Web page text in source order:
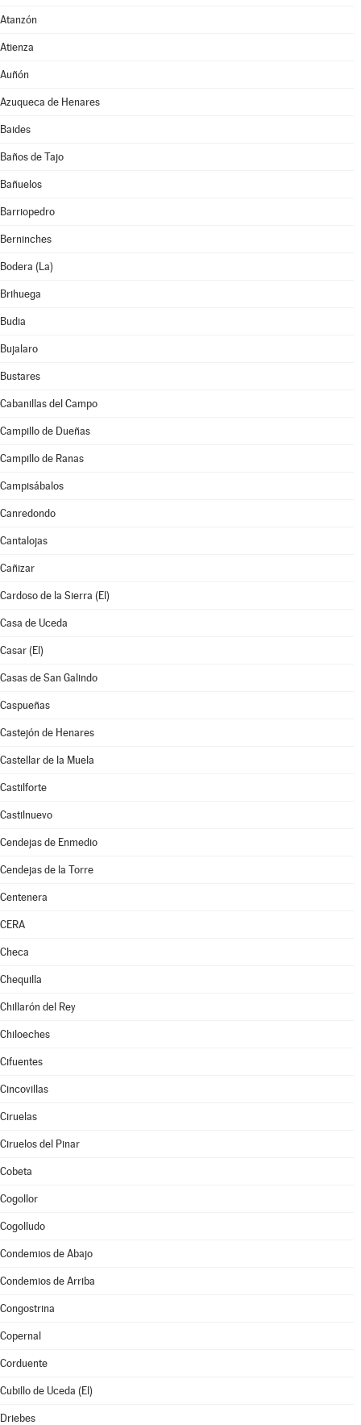
Atanzón
Atienza
Auñón
Azuqueca de Henares
Baides
Baños de Tajo
Bañuelos
Barriopedro
Berninches
Bodera (La)
Brihuega
Budia
Bujalaro
Bustares
Cabanillas del Campo
Campillo de Dueñas
Campillo de Ranas
Campisábalos
Canredondo
Cantalojas
Cañizar
Cardoso de la Sierra (El)
Casa de Uceda
Casar (El)
Casas de San Galindo
Caspueñas
Castejón de Henares
Castellar de la Muela
Castilforte
Castilnuevo
Cendejas de Enmedio
Cendejas de la Torre
Centenera
CERA
Checa
Chequilla
Chillarón del Rey
Chiloeches
Cifuentes
Cincovillas
Ciruelas
Ciruelos del Pinar
Cobeta
Cogollor
Cogolludo
Condemios de Abajo
Condemios de Arriba
Congostrina
Copernal
Corduente
Cubillo de Uceda (El)
Driebes